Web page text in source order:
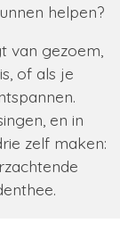
helpen?
van gezoem,
of als je
en in
zelf maken: